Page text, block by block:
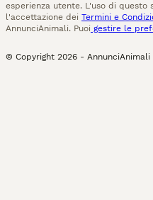
esperienza utente. L'uso di
l'accettazione dei Termini e
AnnunciAnimali. Puoi gestire le
© Copyright 2026 - AnnunciAnimali